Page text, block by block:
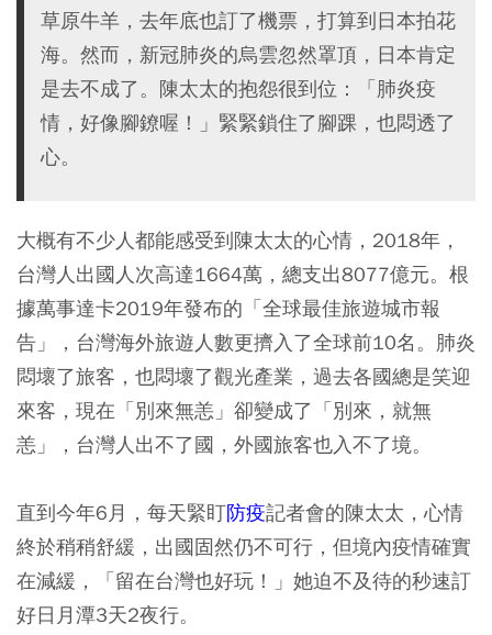
草原牛羊，去年底也訂了機票，打算到日本拍花
海。然而，新冠肺炎的烏雲忽然罩頂，日本肯定
是去不成了。陳太太的抱怨很到位：「肺炎疫
情，好像腳鐐喔！」緊緊鎖住了腳踝，也悶透了
心。
大概有不少人都能感受到陳太太的心情，2018年，
台灣人出國人次高達1664萬，總支出8077億元。根
據萬事達卡2019年發布的「全球最佳旅遊城市報
告」，台灣海外旅遊人數更擠入了全球前10名。肺炎
悶壞了旅客，也悶壞了觀光產業，過去各國總是笑迎
來客，現在「別來無恙」卻變成了「別來，就無
恙」，台灣人出不了國，外國旅客也入不了境。
直到今年6月，每天緊盯防疫記者會的陳太太，心情
終於稍稍舒緩，出國固然仍不可行，但境內疫情確實
在減緩，「留在台灣也好玩！」她迫不及待的秒速訂
好日月潭3天2夜行。